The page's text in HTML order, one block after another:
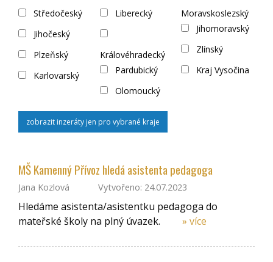
Středočeský
Jihočeský
Plzeňský
Karlovarský
Liberecký
Královéhradecký
Pardubický
Olomoucký
Moravskoslezský
Jihomoravský
Zlínský
Kraj Vysočina
zobrazit inzeráty jen pro vybrané kraje
MŠ Kamenný Přívoz hledá asistenta pedagoga
Jana Kozlová Vytvořeno: 24.07.2023
Hledáme asistenta/asistentku pedagoga do
mateřské školy na plný úvazek.
» více